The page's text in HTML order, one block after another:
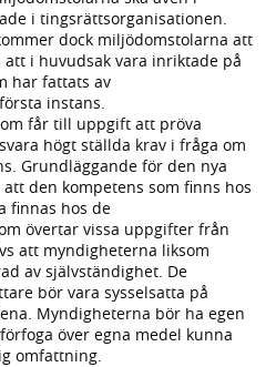
i tingsrättsorganisationen.
dock miljödomstolarna att
i huvudsak vara inriktade på
har fattats av
instans.
får till uppgift att pröva
högt ställda krav i fråga om
Grundläggande för den nya
den kompetens som finns hos
finnas hos de
övertar vissa uppgifter från
att myndigheterna liksom
av självständighet. De
bör vara sysselsatta på
Myndigheterna bör ha egen
över egna medel kunna
omfattning.